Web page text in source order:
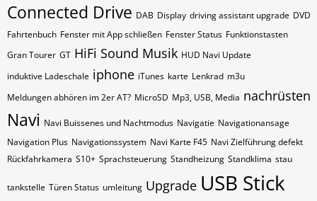
Connected Drive DAB Display driving assistant upgrade DVD
Fahrtenbuch Fenster mit App schließen Fenster Status Funktionstasten
Gran Tourer GT HiFi Sound Musik HUD Navi Update
induktive Ladeschale iphone iTunes karte Lenkrad m3u
Meldungen abhören im 2er AT? MicroSD Mp3, USB, Media nachrüsten
Navi Navi Buissenes und Nachtmodus Navigatie Navigationansage
Navigation Plus Navigationssystem Navi Karte F45 Navi Zielführung defekt
Rückfahrkamera S10+ Sprachsteuerung Standheizung Standklima stau
tankstelle Türen Status umleitung Upgrade USB Stick